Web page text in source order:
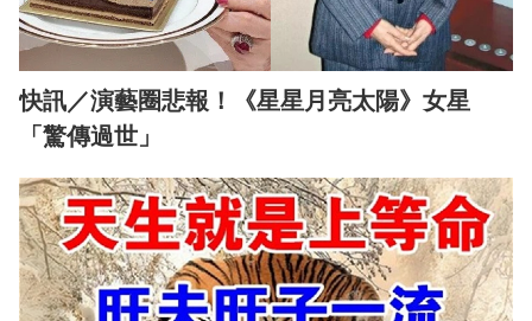
快訊／演藝圈悲報！《星星月亮太陽》女星
「驚傳過世」